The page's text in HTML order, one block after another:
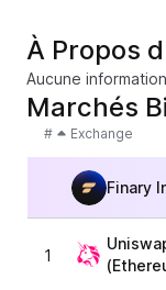
À Propos
Aucune
Marchés
# Exchange
Finary
1